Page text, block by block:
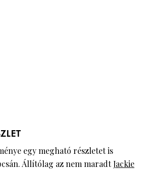
egy megható részletet is
Állítólag az nem maradtJackie